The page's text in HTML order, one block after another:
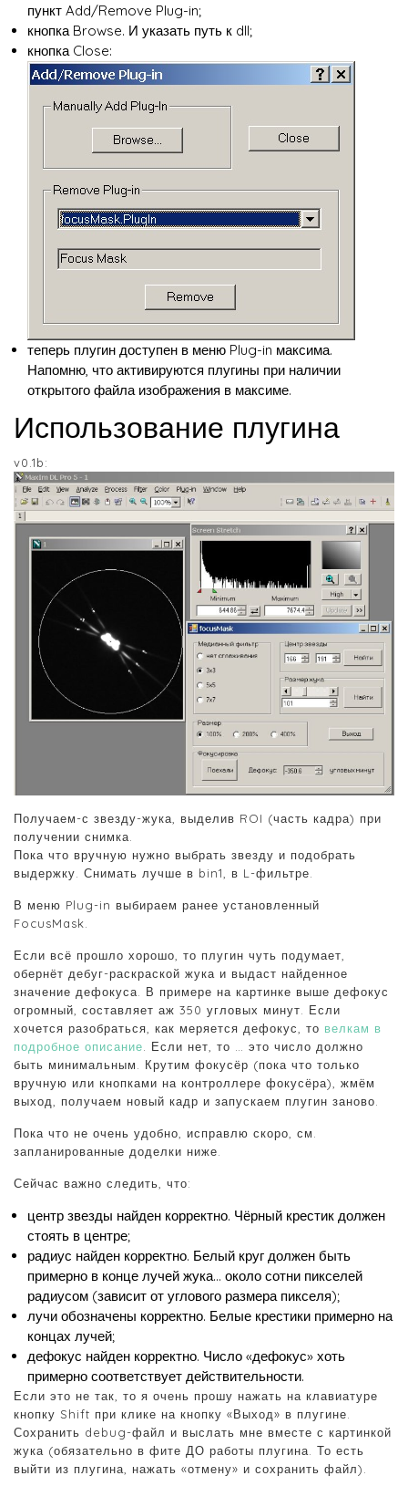
пункт Add/Remove Plug-in;
кнопка Browse. И указать путь к dll;
кнопка Close:
теперь плугин доступен в меню Plug-in максима.
Напомню, что активируются плугины при наличии
открытого файла изображения в максиме.
Использование плугина
v0.1b:
Получаем-с звезду-жука, выделив ROI (часть кадра) при
получении снимка.
Пока что вручную нужно выбрать звезду и подобрать
выдержку. Снимать лучше в bin1, в L-фильтре.
В меню Plug-in выбираем ранее установленный
FocusMask.
Если всё прошло хорошо, то плугин чуть подумает,
обернёт дебуг-раскраской жука и выдаст найденное
значение дефокуса. В примере на картинке выше дефокус
огромный, составляет аж 350 угловых минут. Если
хочется разобраться, как меряется дефокус, то велкам в
подробное описание . Если нет, то … это число должно
быть минимальным. Крутим фокусёр (пока что только
вручную или кнопками на контроллере фокусёра), жмём
выход, получаем новый кадр и запускаем плугин заново.
Пока что не очень удобно, исправлю скоро, см.
запланированные доделки ниже.
Сейчас важно следить, что:
центр звезды найден корректно. Чёрный крестик должен
стоять в центре;
радиус найден корректно. Белый круг должен быть
примерно в конце лучей жука… около сотни пикселей
радиусом (зависит от углового размера пикселя);
лучи обозначены корректно. Белые крестики примерно на
концах лучей;
дефокус найден корректно. Число «дефокус» хоть
примерно соответствует действительности.
Если это не так, то я очень прошу нажать на клавиатуре
кнопку Shift при клике на кнопку «Выход» в плугине.
Сохранить debug-файл и выслать мне вместе с картинкой
жука (обязательно в фите ДО работы плугина. То есть
выйти из плугина, нажать «отмену» и сохранить файл).